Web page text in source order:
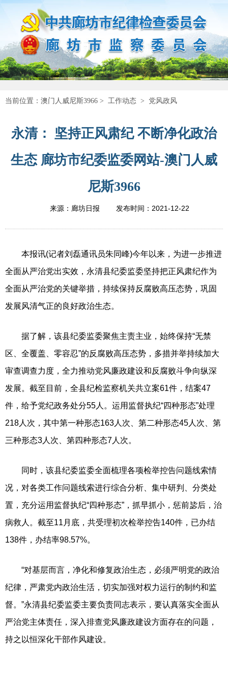
当前位置： 澳门人威尼斯3966 > 工作动态 > 党风政风
永清： 坚持正风肃纪 不断净化政治
生态 廊坊市纪委监委网站-澳门人威
尼斯3966
来源：廊坊日报 发布时间： 2021-12-22
本报讯(记者刘磊通讯员朱同峰)今年以来，为进一步推进
全面从严治党出实效，永清县纪委监委坚持把正风肃纪作为
全面从严治党的关键举措，持续保持反腐败高压态势，巩固
发展风清气正的良好政治生态。
据了解，该县纪委监委聚焦主责主业，始终保持“无禁
区、全覆盖、零容忍”的反腐败高压态势，多措并举持续加大
审查调查力度，全力推动党风廉政建设和反腐败斗争向纵深
发展。截至目前，全县纪检监察机关共立案61件，结案47
件，给予党纪政务处分55人。运用监督执纪“四种形态”处理
218人次，其中第一种形态163人次、第二种形态45人次、第
三种形态3人次、第四种形态7人次。
同时，该县纪委监委全面梳理各项检举控告问题线索情
况，对各类工作问题线索进行综合分析、集中研判、分类处
置，充分运用监督执纪“四种形态”，抓早抓小，惩前毖后，治
病救人。截至11月底，共受理初次检举控告140件，已办结
138件，办结率98.57%。
“对基层而言，净化和修复政治生态，必须严明党的政治
纪律，严肃党内政治生活，切实加强对权力运行的制约和监
督。”永清县纪委监委主要负责同志表示，要认真落实全面从
严治党主体责任，深入排查党风廉政建设方面存在的问题，
持之以恒深化干部作风建设。